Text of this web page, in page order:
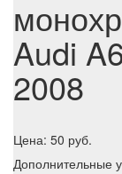
Audi
2008
Цена: 50 руб.
Дополнительные